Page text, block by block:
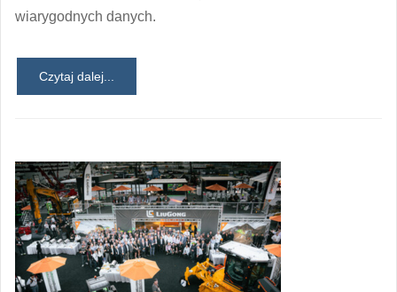
wiarygodnych danych.
Czytaj dalej...